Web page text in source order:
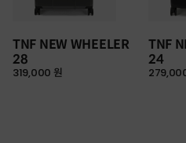
TNF NEW WHEELER
28
319,000 원
TNF
24